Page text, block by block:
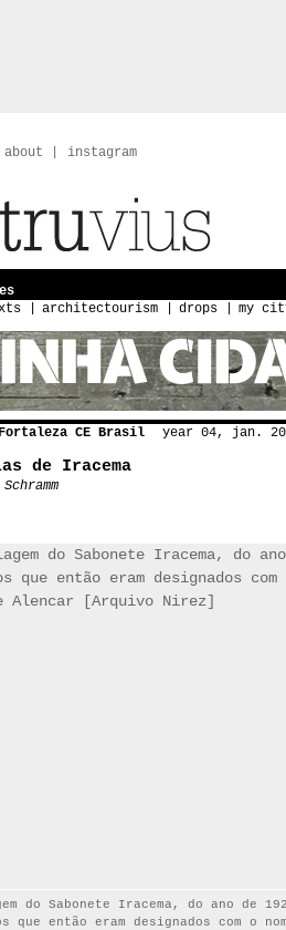
about instagram
architectourism drops my
CE Brasil year 04, jan.
de Iracema
do Sabonete Iracema, do ano de
que então eram designados com o